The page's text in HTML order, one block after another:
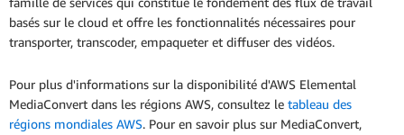
basés sur le cloud et offre les fonctionnalités nécessaires pour
transporter, transcoder, empaqueter et diffuser des vidéos.
Pour plus d'informations sur la disponibilité d'AWS Elemental
MediaConvert dans les régions AWS, consultez le tableau des
régions mondiales AWS. Pour en savoir plus sur MediaConvert,